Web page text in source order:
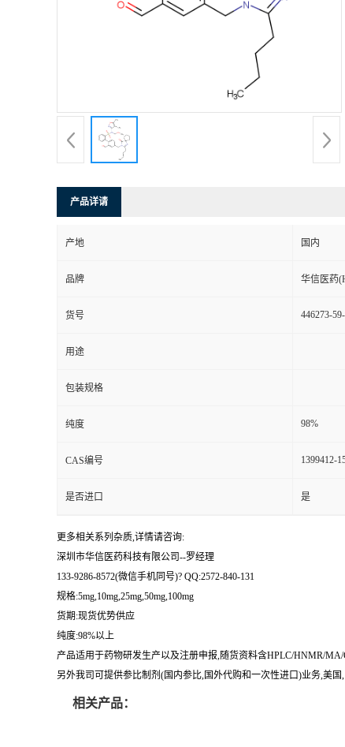
产品详请
产地 国内
品牌 华信医药
货号 446273-
用途
包装规格
纯度 98%
CAS编号 1399412-
是否进口 是
更多相关系列杂质,详情请咨询:
深圳市华信医药科技有限公司--罗经理
133-9286-8572(微信手机同号)? QQ:2572-840-131
规格:5mg,10mg,25mg,50mg,100mg
货期:现货优势供应
纯度:98%以上
产品适用于药物研发生产以及注册申报,随货资料含HPLC/HNMR/
另外我司可提供参比制剂(国内参比,国外代购和一次性进口)业务,美
相关产品：